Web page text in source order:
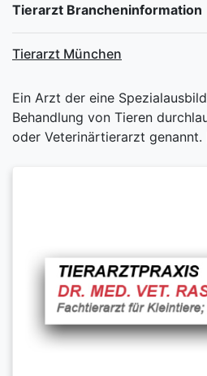
Tierarzt Brancheninformation
Tierarzt München
Ein Arzt der eine
Behandlung von Tieren
oder Veterinärtierarzt genannt.